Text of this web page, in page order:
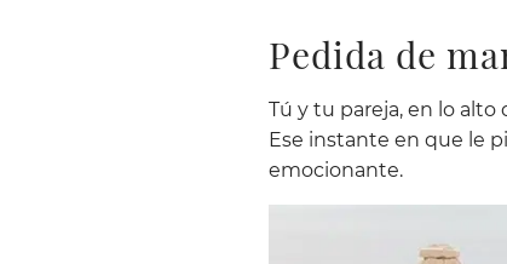
Pedida de
Tú y tu pareja, en lo alto
Ese instante en que le
emocionante.